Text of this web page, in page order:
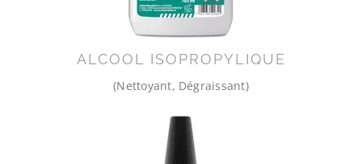
ALCOOL ISOPROPYLIQUE
(Nettoyant, Dégraissant)